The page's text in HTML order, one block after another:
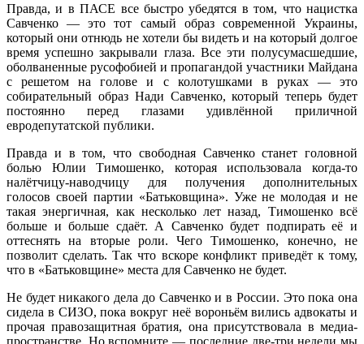
Правда, и в ПАСЕ все быстро убедятся в том, что нацистка
Савченко — это тот самый образ современной Украины,
который они отнюдь не хотели бы видеть и на который долгое
время успешно закрывали глаза. Все эти полусумасшедшие,
оболваненные русофобией и пропагандой участники Майдана
с решетом на голове и с колотушками в руках — это
собирательный образ Нади Савченко, который теперь будет
постоянно перед глазами удивлённой приличной
евродепутатской публики.
Правда и в том, что свободная Савченко станет головной
болью Юлии Тимошенко, которая использовала когда-то
налётчицу-наводчицу для получения дополнительных
голосов своей партии «Батьковщина». Уже не молодая и не
такая энергичная, как несколько лет назад, Тимошенко всё
больше и больше сдаёт. А Савченко будет подпирать её и
оттеснять на вторые роли. Чего Тимошенко, конечно, не
позволит сделать. Так что вскоре конфликт приведёт к тому,
что в «Батьковщине» места для Савченко не будет.
Не будет никакого дела до Савченко и в России. Это пока она
сидела в СИЗО, пока вокруг неё вороньём вились адвокаты и
прочая правозащитная братия, она присутствовала в медиа-
пространстве. Но вспомните — последние две-три недели мы